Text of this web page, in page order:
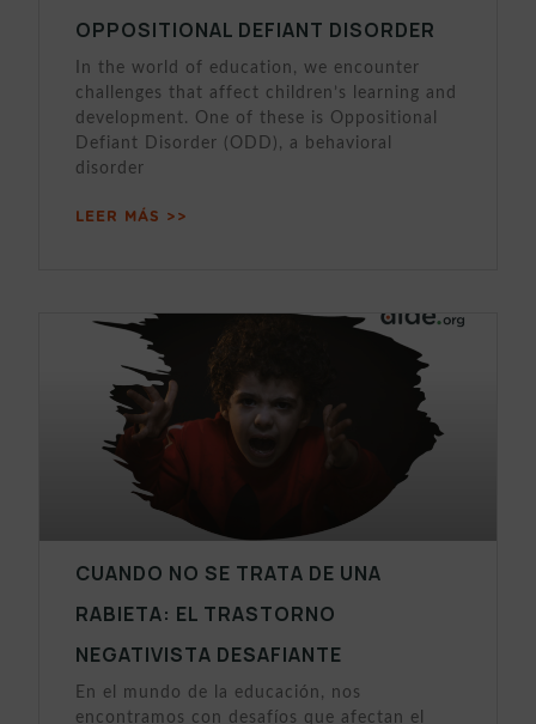
OPPOSITIONAL DEFIANT DISORDER
In the world of education, we encounter
challenges that affect children’s learning and
development. One of these is Oppositional
Defiant Disorder (ODD), a behavioral
disorder
LEER MÁS >>
CUANDO NO SE TRATA DE UNA
RABIETA: EL TRASTORNO
NEGATIVISTA DESAFIANTE
En el mundo de la educación, nos
encontramos con desafíos que afectan el